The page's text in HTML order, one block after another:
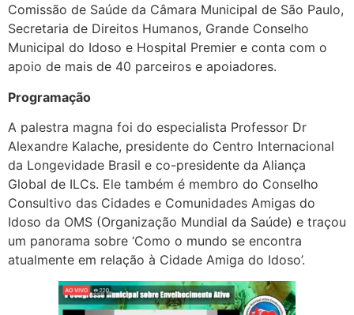
Comissão de Saúde da Câmara Municipal de São Paulo,
Secretaria de Direitos Humanos, Grande Conselho
Municipal do Idoso e Hospital Premier e conta com o
apoio de mais de 40 parceiros e apoiadores.
Programação
A palestra magna foi do especialista Professor Dr
Alexandre Kalache, presidente do Centro Internacional
da Longevidade Brasil e co-presidente da Aliança
Global de ILCs. Ele também é membro do Conselho
Consultivo das Cidades e Comunidades Amigas do
Idoso da OMS (Organização Mundial da Saúde) e traçou
um panorama sobre ‘Como o mundo se encontra
atualmente em relação à Cidade Amiga do Idoso’.